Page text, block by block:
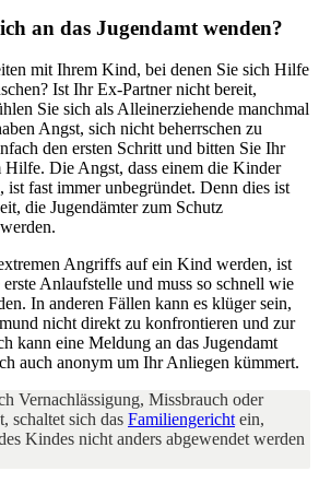
an das Jugendamt wenden?
mit Ihrem Kind, bei denen Sie sich Hilfe
Ist Ihr Ex-Partner nicht bereit,
Sie sich als Alleinerziehende manchmal
Angst, sich nicht beherrschen zu
den ersten Schritt und bitten Sie Ihr
Hilfe. Die Angst, dass einem die Kinder
ist fast immer unbegründet. Denn dies ist
die Jugendämter zum Schutz
Angriffs auf ein Kind werden, ist
Anlaufstelle und muss so schnell wie
In anderen Fällen kann es klüger sein,
nicht direkt zu konfrontieren und zur
kann eine Meldung an das Jugendamt
auch anonym um Ihr Anliegen kümmert.
Vernachlässigung, Missbrauch oder
schaltet sich das Familiengericht ein,
Kindes nicht anders abgewendet werden